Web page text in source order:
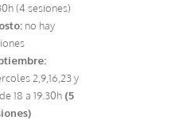
(4 sesiones)
no hay
2,9,16,23 y
18 a 19.30h (5